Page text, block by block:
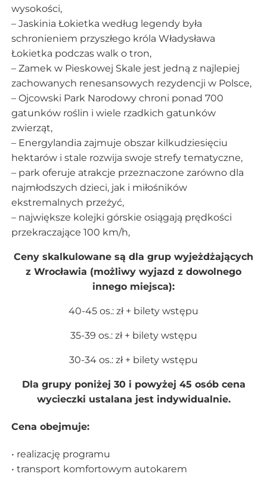
wysokości,
– Jaskinia Łokietka według legendy była
schronieniem przyszłego króla Władysława
Łokietka podczas walk o tron,
– Zamek w Pieskowej Skale jest jedną z najlepiej
zachowanych renesansowych rezydencji w Polsce,
– Ojcowski Park Narodowy chroni ponad 700
gatunków roślin i wiele rzadkich gatunków
zwierząt,
– Energylandia zajmuje obszar kilkudziesięciu
hektarów i stale rozwija swoje strefy tematyczne,
– park oferuje atrakcje przeznaczone zarówno dla
najmłodszych dzieci, jak i miłośników
ekstremalnych przeżyć,
– największe kolejki górskie osiągają prędkości
przekraczające 100 km/h,
Ceny skalkulowane są dla grup wyjeżdżających
z Wrocławia (możliwy wyjazd z dowolnego
innego miejsca):
40-45 os.: zł + bilety wstępu
35-39 os.: zł + bilety wstępu
30-34 os.: zł + bilety wstępu
Dla grupy poniżej 30 i powyżej 45 osób cena
wycieczki ustalana jest indywidualnie.
Cena obejmuje:
• realizację programu
• transport komfortowym autokarem